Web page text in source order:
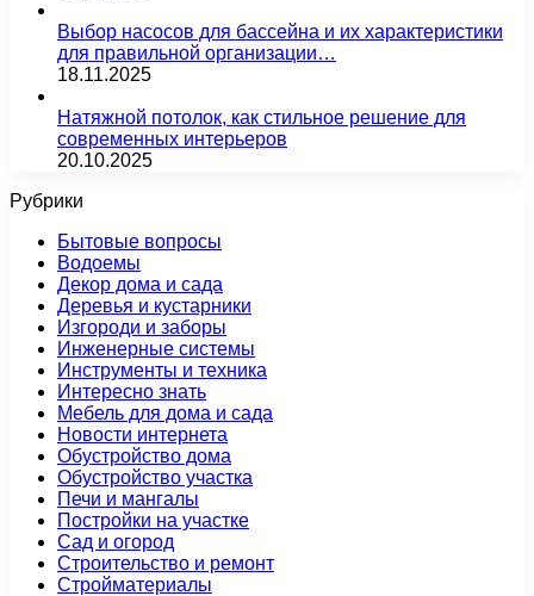
Выбор насосов для бассейна и их характеристики
для правильной организации…
18.11.2025
Натяжной потолок, как стильное решение для
современных интерьеров
20.10.2025
Рубрики
Бытовые вопросы
Водоемы
Декор дома и сада
Деревья и кустарники
Изгороди и заборы
Инженерные системы
Инструменты и техника
Интересно знать
Мебель для дома и сада
Новости интернета
Обустройство дома
Обустройство участка
Печи и мангалы
Постройки на участке
Сад и огород
Строительство и ремонт
Стройматериалы